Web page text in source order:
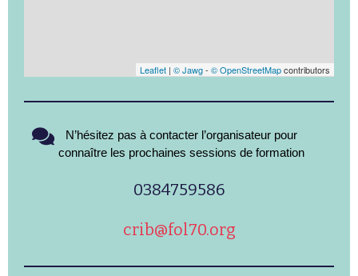
Leaflet | © Jawg- © OpenStreetMapcontributors
N’hésitez pas à contacter l’organisateur pour
connaître les prochaines sessions de formation
0384759586
crib@fol70.org